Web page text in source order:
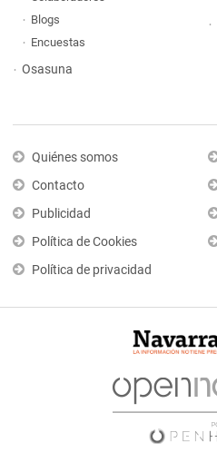
Blogs
Encuestas
Osasuna
Quiénes somos
Contacto
Publicidad
Política de Cookies
Política de privacidad